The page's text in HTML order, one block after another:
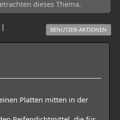
dieses Thema.
| BENUTZER-AKTIONEN
Platten mitten in der